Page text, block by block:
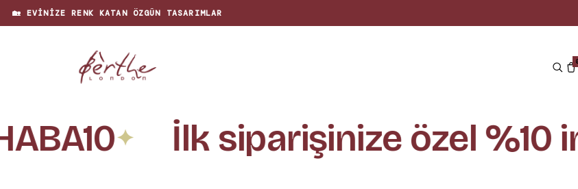
📦HIZLI & GÜVENLI TESLIMAT
✦ İlk siparişinize özel %10